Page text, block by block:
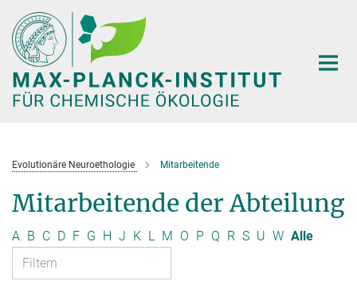
Hauptinhalt
Evolutionäre Neuroethologie Mitarbeitende
Mitarbeitende der Abteilung
A B C D F G H J K L M O P Q R S U W Alle